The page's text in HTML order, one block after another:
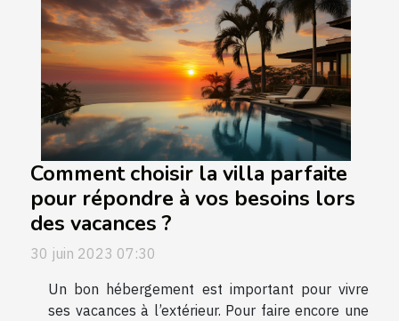
Comment choisir la villa parfaite
pour répondre à vos besoins lors
des vacances ?
30 juin 2023 07:30
Un bon hébergement est important pour vivre
ses vacances à l’extérieur. Pour faire encore une